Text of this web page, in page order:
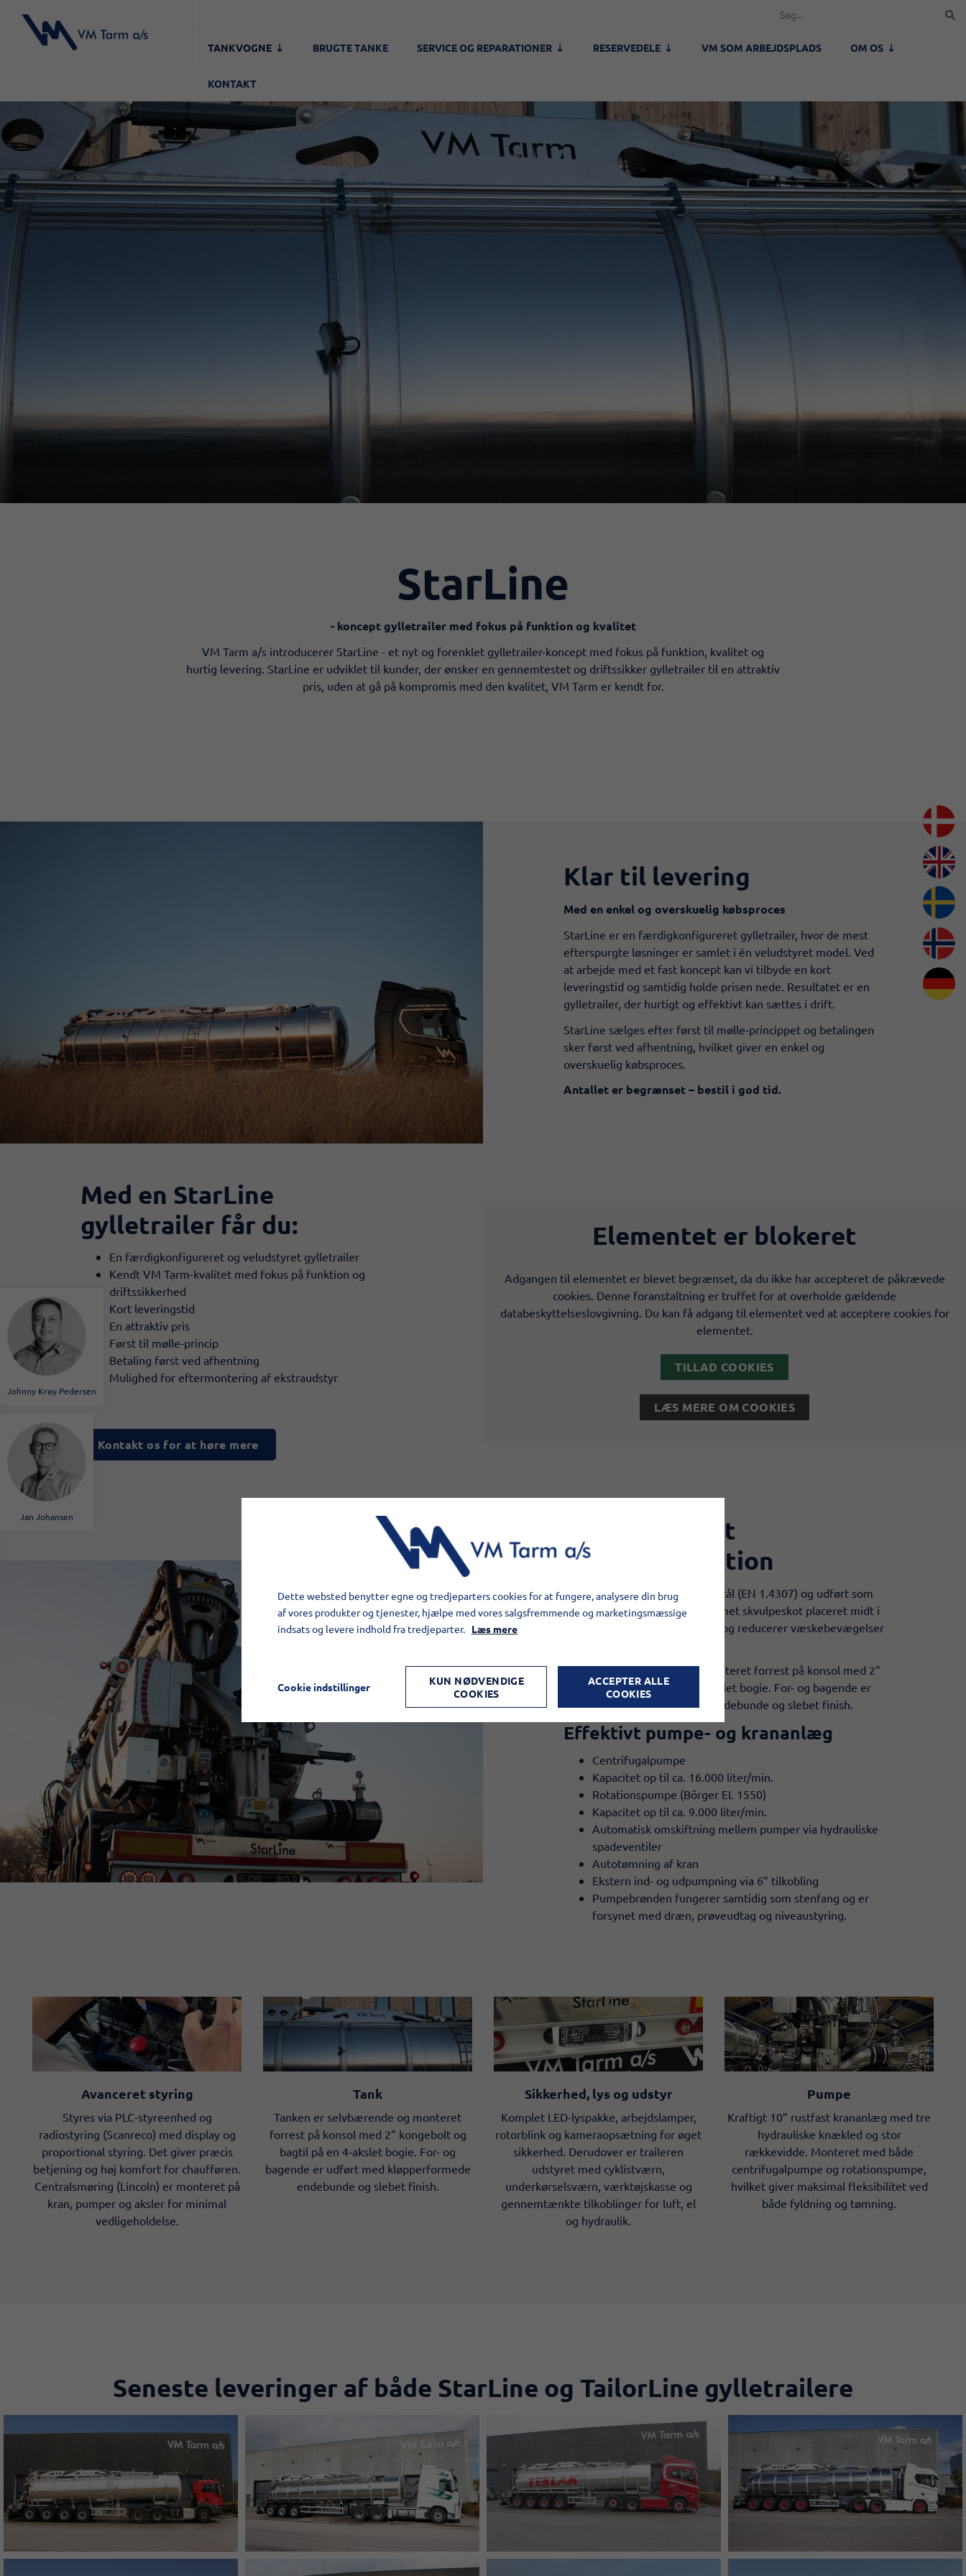
TANKVOGNE BRUGTE TANKE SERVICE OG REPARATIONER RESERVEDELE VM SOM ARBEJDSPLADS OM OS
KONTAKT
Johnny Krøy Pedersen
Jan Johansen
StarLine
- ​koncept gylletrailer med fokus på funktion og kvalitet
VM Tarm a/s introducerer StarLine - et nyt og forenklet gylletrailer-koncept med fokus på funktion, kvalitet og
hurtig levering. StarLine er udviklet til kunder, der ønsker en gennemtestet og driftssikker gylletrailer til en attraktiv
pris, uden at gå på kompromis med den kvalitet, VM Tarm er kendt for.
Klar til levering
​Med en enkel og overskuelig købsproces
StarLine er en færdigkonfigureret gylletrailer, hvor de mest
efterspurgte løsninger er samlet i én veludstyret model. Ved
at arbejde med et fast koncept kan vi tilbyde en kort
leveringstid og samtidig holde prisen nede. Resultatet er en
gylletrailer, der hurtigt og effektivt kan sættes i drift.
StarLine sælges efter først til mølle-princippet og betalingen
sker først ved afhentning, hvilket giver en enkel og
overskuelig købsproces.
Antallet er begrænset – bestil i god tid.
Med en StarLine
gylletrailer får du:
En færdigkonfigureret og veludstyret gylletrailer
Kendt VM Tarm-kvalitet med fokus på funktion og
driftssikkerhed
Kort leveringstid
En attraktiv pris
Først til mølle-princip
Betaling først ved afhentning
Mulighed for eftermontering af ekstraudstyr
Kontakt os for at høre mere
Elementet er blokeret
Adgangen til elementet er blevet begrænset, da du ikke har accepteret de påkrævede
cookies. Denne foranstaltning er truffet for at overholde gældende
databeskyttelseslovgivning. Du kan få adgang til elementet ved at acceptere cookies for
elementet.
TILLAD COOKIES
LÆS MERE OM COOKIES
Gennemtænkt
tankkonstruktion
Tanken er opbygget i rustfast stål (EN 1.4307) og udført som
en 1-rums tank med kuppelformet skvulpeskot placeret midt i
tanken. Det sikrer stabil kørsel og reducerer væskebevægelser
Tanken er selvbærende og monteret forrest på konsol med 2”
kongebolt og bagtil på en 4-akslet bogie. For- og bagende er
udført med kløpperformede endebunde og slebet finish.
Effektivt pumpe- og krananlæg
Centrifugalpumpe
Kapacitet op til ca. 16.000 liter/min.
Rotationspumpe (Börger EL 1550)
Kapacitet op til ca. 9.000 liter/min.
Automatisk omskiftning mellem pumper via hydrauliske
spadeventiler
Autotømning af kran
Ekstern ind- og udpumpning via 6” tilkobling
Pumpebrønden fungerer samtidig som stenfang og er
forsynet med dræn, prøveudtag og niveaustyring.
Avanceret styring
Styres via PLC-styreenhed og
radiostyring (Scanreco) med display og
proportional styring. Det giver præcis
betjening og høj komfort for chaufføren.
Centralsmøring (Lincoln) er monteret på
kran, pumper og aksler for minimal
vedligeholdelse.
Tank
Tanken er selvbærende og monteret
forrest på konsol med 2” kongebolt og
bagtil på en 4-akslet bogie. For- og
bagende er udført med kløpperformede
endebunde og slebet finish.
Sikkerhed, lys og udstyr
Komplet LED-lyspakke, arbejdslamper,
rotorblink og kameraopsætning for øget
sikkerhed. Derudover er traileren
udstyret med cyklistværn,
underkørselsværn, værktøjskasse og
gennemtænkte tilkoblinger for luft, el
og hydraulik.
Pumpe
Kraftigt 10” rustfast krananlæg med tre
hydrauliske knækled og stor
rækkevidde. Monteret med både
centrifugalpumpe og rotationspumpe,
hvilket giver maksimal fleksibilitet ved
både fyldning og tømning.
Seneste leveringer af både StarLine og TailorLine gylletrailere
Dette websted benytter egne og tredjeparters cookies for at fungere, analysere din brug
af vores produkter og tjenester, hjælpe med vores salgsfremmende og marketingsmæssige
indsats og levere indhold fra tredjeparter. Læs mere
Cookie indstillinger
KUN NØDVENDIGE
COOKIES
ACCEPTER ALLE
COOKIES